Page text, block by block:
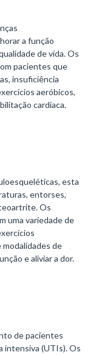
a função
de vida. Os
pacientes que
insuficiência
aeróbicos,
cardíaca.
esta
entorses,
Os
uma variedade de
de
e aliviar a dor.
de pacientes
intensiva (UTIs). Os